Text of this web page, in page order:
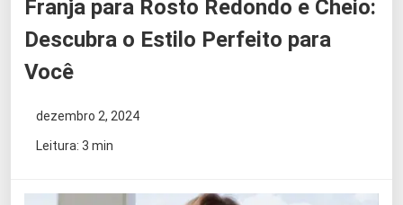
Franja para Rosto Redondo e Cheio:
Descubra o Estilo Perfeito para
Você
dezembro 2, 2024
Leitura: 3 min